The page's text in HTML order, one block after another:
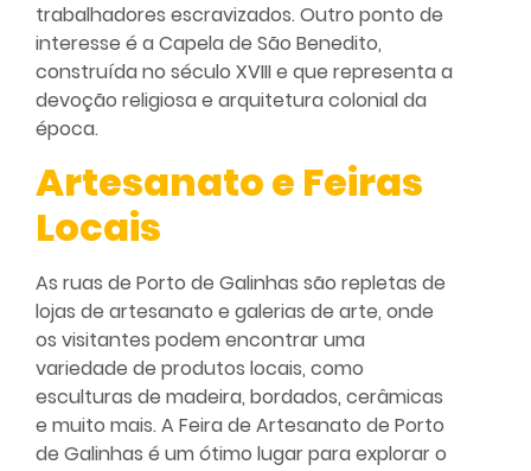
trabalhadores escravizados. Outro ponto de
interesse é a Capela de São Benedito,
construída no século XVIII e que representa a
devoção religiosa e arquitetura colonial da
época.
Artesanato e Feiras
Locais
As ruas de Porto de Galinhas são repletas de
lojas de artesanato e galerias de arte, onde
os visitantes podem encontrar uma
variedade de produtos locais, como
esculturas de madeira, bordados, cerâmicas
e muito mais. A Feira de Artesanato de Porto
de Galinhas é um ótimo lugar para explorar o